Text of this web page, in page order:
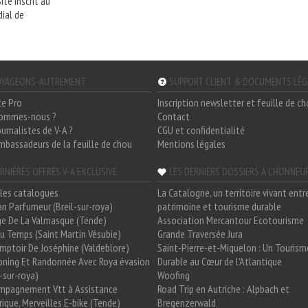
de
AUTREMENT
Pro
nous ?
de V-A ?
de la feuille de chou
SUPPORT CLIENT & DOCUMENTS
Inscription newsletter et feuille de
Contact
CGU et confidentialité
Mentions légales
OFFRES V-A EXCLUSIVE
catalogues
Parfumeur (Breil-sur-roya)
De La Valmasque (Tende)
Temps (Saint Martin Vésubie)
De Joséphine (Valdeblore)
Et Randonnée Avec Roya évasion
roya)
Vtt à Assistance
Merveilles E-bike (Tende)
LES DERNIERS DOSSIERS A
La Catalogne, un territoire vivant
patrimoine et tourisme durable
Association Mercantour Ecotourisme
Grande Traversée Jura
Saint-Pierre-et-Miquelon : Un
Durable au Cœur de l'Atlantique
Woofing
Road Trip en Autriche : Alpbach et
Bregenzerwald